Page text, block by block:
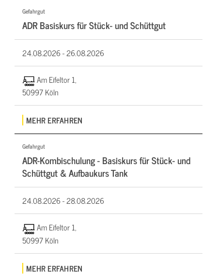
Gefahrgut
ADR Basiskurs für Stück- und Schüttgut
24.08.2026 -26.08.2026
Am Eifeltor 1,
50997 Köln
MEHR ERFAHREN
Gefahrgut
ADR-Kombischulung - Basiskurs für Stück- und
Schüttgut & Aufbaukurs Tank
24.08.2026 -28.08.2026
Am Eifeltor 1,
50997 Köln
MEHR ERFAHREN